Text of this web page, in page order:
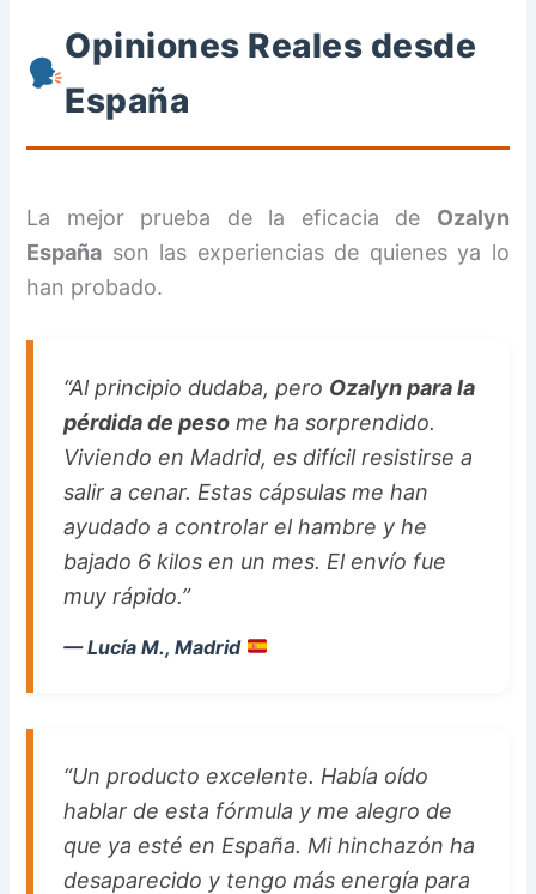
Opiniones Reales desde
España
La mejor prueba de la eficacia de Ozalyn
España son las experiencias de quienes ya lo
han probado.
“Al principio dudaba, pero Ozalyn para la
pérdida de peso me ha sorprendido.
Viviendo en Madrid, es difícil resistirse a
salir a cenar. Estas cápsulas me han
ayudado a controlar el hambre y he
bajado 6 kilos en un mes. El envío fue
muy rápido.”
— Lucía M., Madrid
“Un producto excelente. Había oído
hablar de esta fórmula y me alegro de
que ya esté en España. Mi hinchazón ha
desaparecido y tengo más energía para